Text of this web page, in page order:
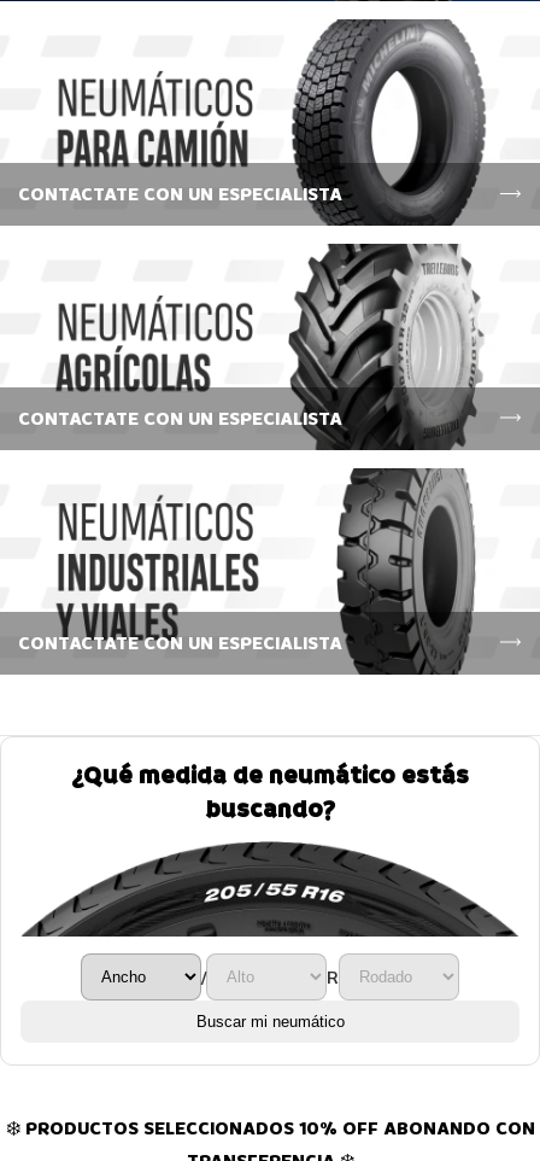
CONTACTATE CON UN ESPECIALISTA
CONTACTATE CON UN ESPECIALISTA
CONTACTATE CON UN ESPECIALISTA
¿Qué medida de neumático estás
buscando?
/ R
Buscar mi neumático
❄️ PRODUCTOS SELECCIONADOS 10% OFF ABONANDO CON